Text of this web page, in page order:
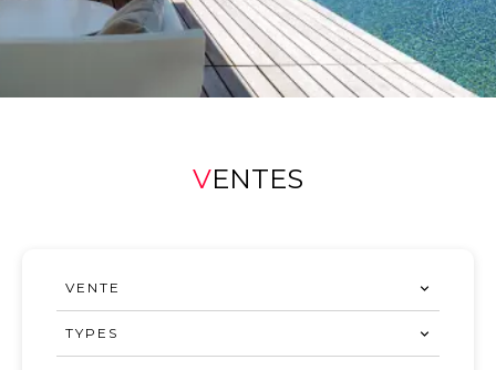
VENTES
VENTE
TYPES